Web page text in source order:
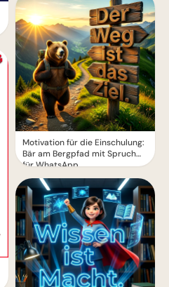
Motivation für die Einschulung:
Bär am Bergpfad mit Spruch
für WhatsApp